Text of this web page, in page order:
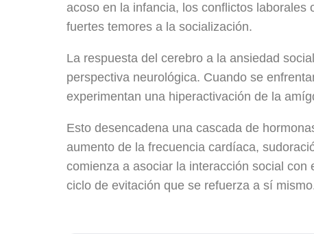
acoso en la infancia, los conflictos
fuertes temores a la socialización.
La respuesta del cerebro a la ansiedad
perspectiva neurológica. Cuando se
experimentan una hiperactivación de la
Esto desencadena una cascada de
aumento de la frecuencia cardíaca,
comienza a asociar la interacción social
ciclo de evitación que se refuerza a sí